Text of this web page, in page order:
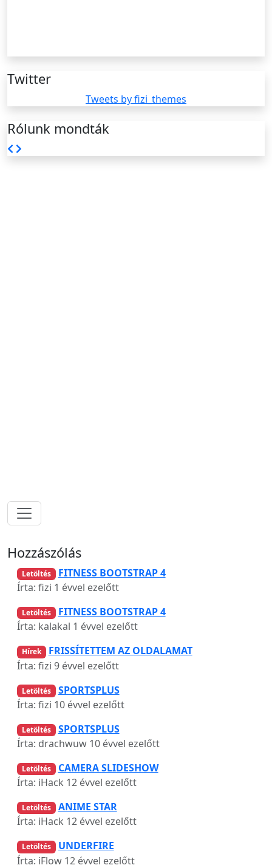
Twitter
Tweets by fizi_themes
Rólunk mondták
Hozzászólás
Letöltés
FITNESS BOOTSTRAP 4
Írta: fizi 1 évvel ezelőtt
Letöltés
FITNESS BOOTSTRAP 4
Írta: kalakal 1 évvel ezelőtt
Hírek
FRISSÍTETTEM AZ OLDALAMAT
Írta: fizi 9 évvel ezelőtt
Letöltés
SPORTSPLUS
Írta: fizi 10 évvel ezelőtt
Letöltés
SPORTSPLUS
Írta: drachwuw 10 évvel ezelőtt
Letöltés
CAMERA SLIDESHOW
Írta: iHack 12 évvel ezelőtt
Letöltés
ANIME STAR
Írta: iHack 12 évvel ezelőtt
Letöltés
UNDERFIRE
Írta: iFlow 12 évvel ezelőtt